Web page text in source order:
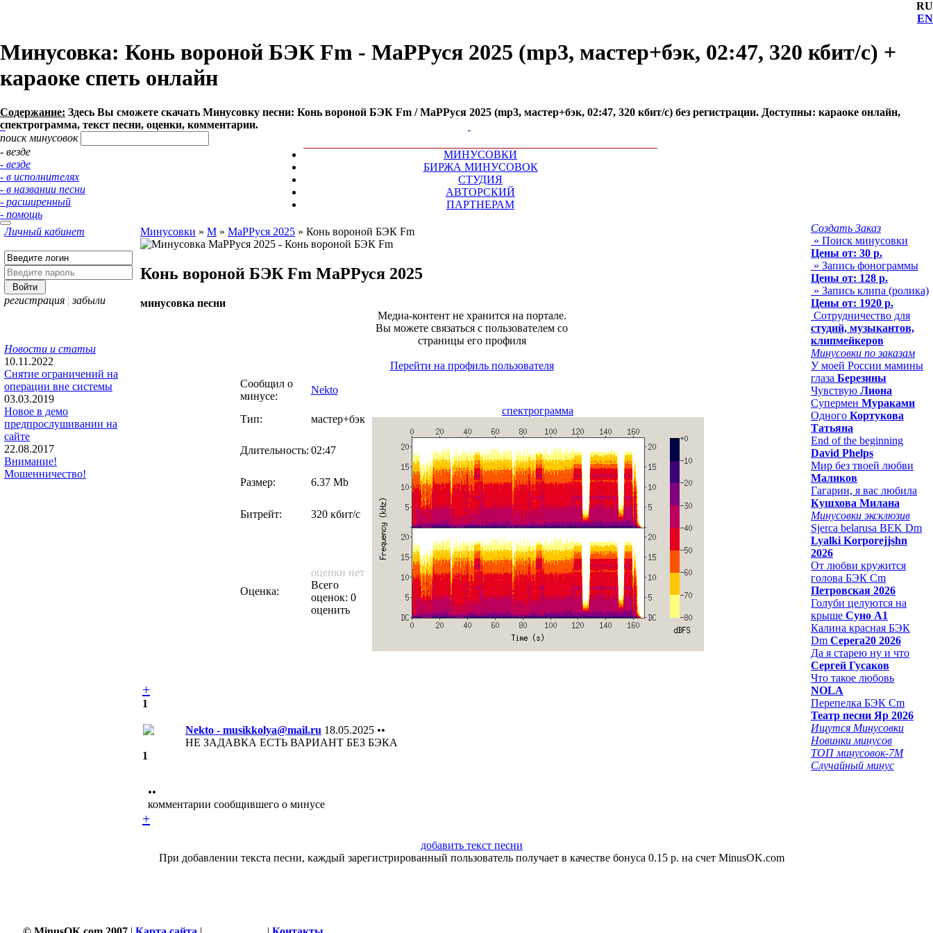
RU
EN
Минусовка: Конь вороной БЭК Fm - МаРРуся 2025 (mp3, мастер+бэк, 02:47, 320 кбит/с) +
караоке спеть онлайн
Содержание: Здесь Вы сможете cкачать Минусовку песни: Конь вороной БЭК Fm / МаРРуся 2025 (mp3, мастер+бэк, 02:47, 320 кбит/с) без регистрации. Доступны: караоке онлайн,
спектрограмма, текст песни, оценки, комментарии.
поиск минусовок
- везде
- везде
- в исполнителях
- в названии песни
- расширенный
- помощь
МИНУСОВКИ
БИРЖА МИНУСОВОК
СТУДИЯ
АВТОРСКИЙ
ПАРТНЕРАМ
Личный кабинет
регистрация ¦ забыли
Новости и статьи
10.11.2022
Снятие ограничений на
операции вне системы
03.03.2019
Новое в демо
предпрослушивании на
сайте
22.08.2017
Внимание!
Мошенничество!
Минусовки » М » МаРРуся 2025 » Конь вороной БЭК Fm
Конь вороной БЭК Fm МаРРуся 2025
минусовка песни
Медиа-контент не хранится на портале.
Вы можете связаться с пользователем со
страницы его профиля
Перейти на профиль пользователя
Сообщил о
минусе:
Nekto
Тип: мастер+бэк
спектрограмма
Длительность: 02:47
Размер: 6.37 Mb
Битрейт: 320 кбит/с
Оценка:
оценки нет
Всего
оценок: 0
оценить
+
1
Nekto - musikkolya@mail.ru 18.05.2025 ••
НЕ ЗАДАВКА ЕСТЬ ВАРИАНТ БЕЗ БЭКА
1
••
комментарии сообщившего о минусе
+
добавить текст песни
При добавлении текста песни, каждый зарегистрированный пользователь получает в качестве бонуса 0.15 р. на счет MinusOK.com
Создать Заказ
» Поиск минусовки
Цены от: 30 р.
» Запись фонограммы
Цены от: 128 р.
» Запись клипа (ролика)
Цены от: 1920 р.
Сотрудничество для
студий, музыкантов,
клипмейкеров
Минусовки по заказам
У моей России мамины
глаза Березины
Чувствую Лиона
Супермен Мураками
Одного Кортукова
Татьяна
End of the beginning
David Phelps
Мир без твоей любви
Маликов
Гагарин, я вас любила
Кушхова Милана
Минусовки эксклюзив
Sjerca belarusa BEK Dm
Lyalki Korporejjshn
2026
От любви кружится
голова БЭК Cm
Петровская 2026
Голуби целуются на
крыше Суно А1
Калина красная БЭК
Dm Серега20 2026
Да я старею ну и что
Сергей Гусаков
Что такое любовь
NOLA
Перепелка БЭК Cm
Театр песни Яр 2026
Ищутся Минусовки
Новинки минусов
ТОП минусовок-7M
Случайный минус